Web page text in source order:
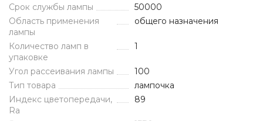
Срок службы лампы
50000
Область применения
лампы
общего назначения
Количество ламп в
упаковке
1
Угол рассеивания лампы
100
Тип товара
лампочка
Индекс цветопередачи,
Ra
89